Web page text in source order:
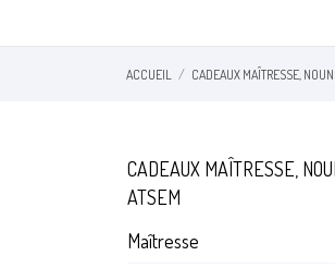
ACCUEIL CADEAUX MAÎTRESSE,
CADEAUX MAÎTRESSE,
ATSEM
Maîtresse